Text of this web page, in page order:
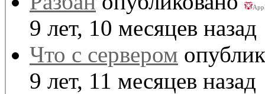
9 лет, 10 месяцев назад
Что с сервером
9 лет, 11 месяцев назад